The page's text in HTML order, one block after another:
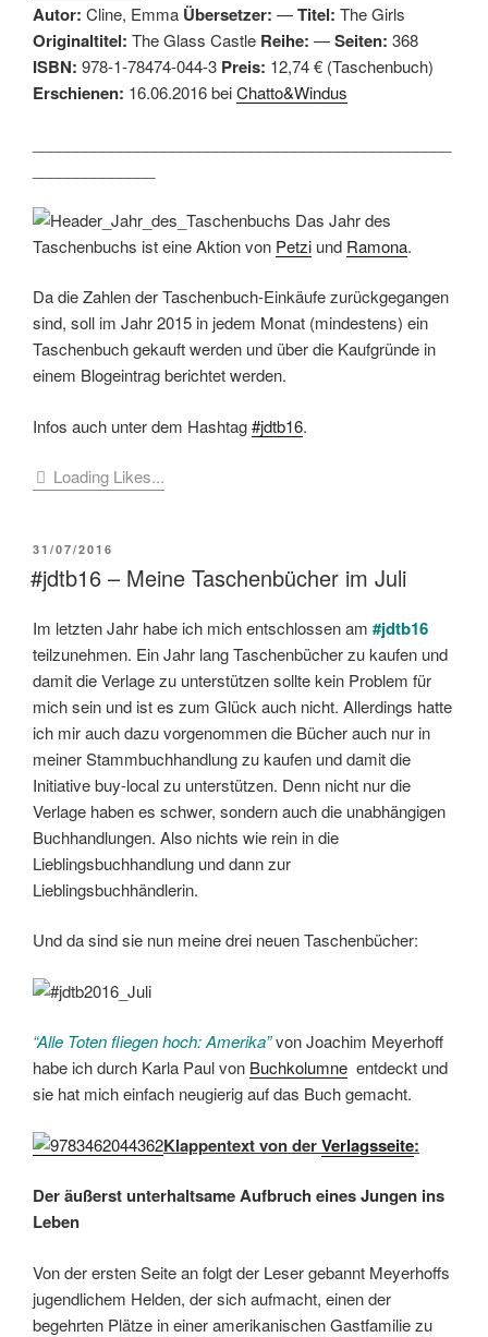
Autor: Cline, Emma Übersetzer: —Titel: The Girls
Originaltitel: The Glass Castle Reihe: —Seiten: 368
ISBN: 978-1-78474-044-3 Preis: 12,74 € (Taschenbuch)
Erschienen: 16.06.2016 beiChatto&Windus
Das Jahr des
Taschenbuchs ist eine Aktion von Petzi und Ramona.
Da die Zahlen der Taschenbuch-Einkäufe zurückgegangen
sind, soll im Jahr 2015 in jedem Monat (mindestens) ein
Taschenbuch gekauft werden und über die Kaufgründe in
einem Blogeintrag berichtet werden.
Infos auch unter dem Hashtag#jdtb16.
Loading Likes...
VERÖFFENTLICHT
AM
31/07/2016
#jdtb16 – Meine Taschenbücher im Juli
Im letzten Jahr habe ich mich entschlossen am #jdtb16
teilzunehmen. Ein Jahr lang Taschenbücher zu kaufen und
damit die Verlage zu unterstützen sollte kein Problem für
mich sein und ist es zum Glück auch nicht. Allerdings hatte
ich mir auch dazu vorgenommen die Bücher auch nur in
meiner Stammbuchhandlung zu kaufen und damit die
Initiative buy-local zu unterstützen. Denn nicht nur die
Verlage haben es schwer, sondern auch die unabhängigen
Buchhandlungen. Also nichts wie rein in die
Lieblingsbuchhandlung und dann zur
Lieblingsbuchhändlerin.
Und da sind sie nun meine drei neuen Taschenbücher:
“Alle Toten fliegen hoch: Amerika”von Joachim Meyerhoff
habe ich durch Karla Paul von Buchkolumne entdeckt und
sie hat mich einfach neugierig auf das Buch gemacht.
Klappentext von derVerlagsseite:
Der äußerst unterhaltsame Aufbruch eines Jungen ins
Leben
Von der ersten Seite an folgt der Leser gebannt Meyerhoffs
jugendlichem Helden, der sich aufmacht, einen der
begehrten Plätze in einer amerikanischen Gastfamilie zu